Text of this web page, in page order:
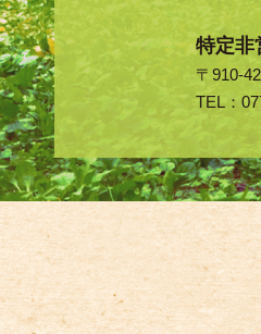
特定非
〒910-
TEL：